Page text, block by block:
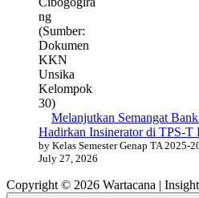
Melanjutkan Semangat
Hadirkan Insinerator di TPS-T
by Kelas Semester Genap TA 2025-
July 27, 2026
Copyright © 2026 Wartacana |